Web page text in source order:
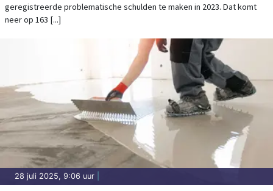
geregistreerde problematische schulden te maken in 2023. Dat komt
neer op 163 [...]
28 juli 2025, 9:06 uur